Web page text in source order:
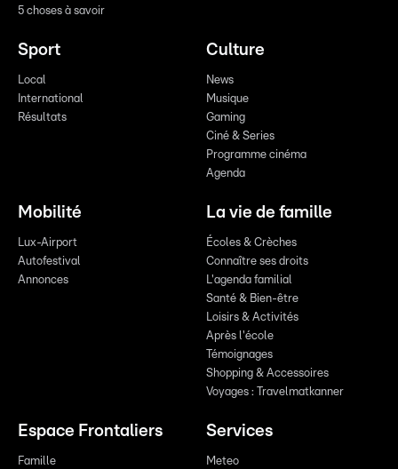
5 choses à savoir
Sport
Local
International
Résultats
Culture
News
Musique
Gaming
Ciné & Series
Programme cinéma
Agenda
Mobilité
Lux-Airport
Autofestival
Annonces
La vie de famille
Écoles & Crèches
Connaître ses droits
L'agenda familial
Santé & Bien-être
Loisirs & Activités
Après l'école
Témoignages
Shopping & Accessoires
Voyages : Travelmatkanner
Espace Frontaliers
Famille
Services
Meteo